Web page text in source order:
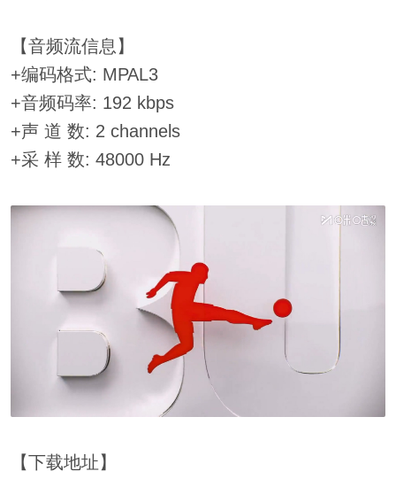
【音频流信息】
+编码格式: MPAL3
+音频码率: 192 kbps
+声 道 数: 2 channels
+采 样 数: 48000 Hz
【下载地址】